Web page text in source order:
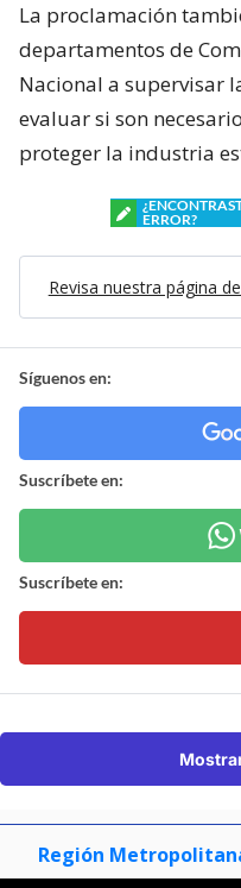
La proclamación
departamentos de
Nacional a supervisar
evaluar si son
proteger la industria
ERROR?
Revisa nuestra página
Síguenos en:
Suscríbete en:
Suscríbete en:
Región